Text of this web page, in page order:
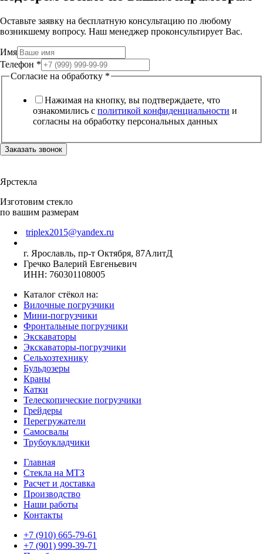
Оставьте заявку на бесплатную консультацию по любому
возникшему вопросу. Наш менеджер проконсультирует Вас.
Имя
Телефон *
Согласие на обработку *
Нажимая на кнопку, вы подтверждаете, что
ознакомились с политикой конфиденциальности и
согласны на обработку персональных данных
Заказать звонок
Ярстекла
Изготовим стекло
по вашим размерам
triplex2015@yandex.ru
г. Ярославль, пр-т Октября, 87АлитД
Гречко Валерий Евгеньевич
ИНН: 760301108005
Каталог стёкол на:
Вилочные погрузчики
Мини-погрузчики
Фронтальные погрузчики
Экскаваторы
Экскаваторы-погрузчики
Сельхозтехнику
Бульдозеры
Краны
Катки
Телескопические погрузчики
Грейдеры
Перегружатели
Самосвалы
Трубоукладчики
Главная
Стекла на МТЗ
Расчет и доставка
Производство
Наши работы
Контакты
+7 (910) 665-79-61
+7 (901) 999-39-71